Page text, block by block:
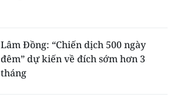
Lâm Đồng: “Chiến dịch 500 ngày
đêm” dự kiến về đích sớm hơn 3
tháng